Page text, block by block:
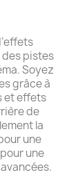
pistes
Soyez
grâce à
et effets
de
la
une
une